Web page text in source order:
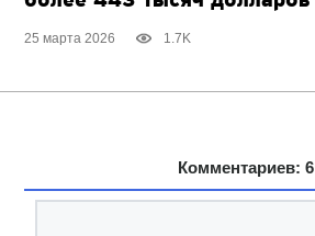
25 марта 2026 1.7K
Комментариев: 6